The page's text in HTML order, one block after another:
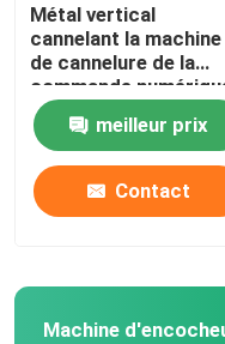
Métal vertical
cannelant la machine
de cannelure de la
commande
par ordinateur V de
machine pour
l'ornement 1250mm
meilleur prix
Contact
Machine